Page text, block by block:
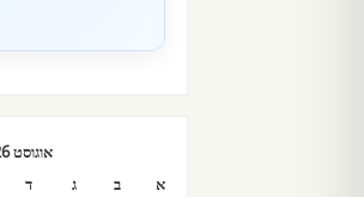
אוגוסט 2026
א
ב ג ד